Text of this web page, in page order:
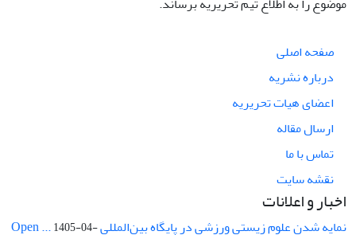
صفحه اصلی
درباره نشریه
اعضای هیات تحریریه
ارسال مقاله
تماس با ما
نقشه سایت
اخبار و اعلانات
نمایه شدن علوم زیستی ورزشی در پایگاه بین‌المللی Open ...1405-04-